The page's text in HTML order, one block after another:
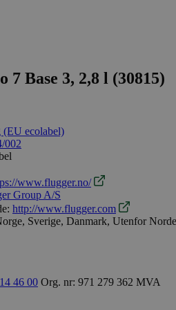
Base 3, 2,8 l (30815)
(EU ecolabel)
002
www.flugger.no/
Group A/S
http://www.flugger.com
Sverige, Danmark, Utenfor
46 00 Org. nr: 971 279 362 MVA